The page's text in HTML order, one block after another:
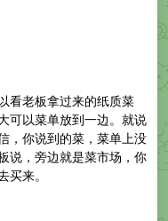
看老板拿过来的纸质菜
可以菜单放到一边。就说
，你说到的菜，菜单上没
说，旁边就是菜市场，你
买来。